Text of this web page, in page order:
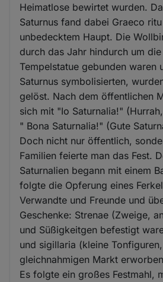
Heimatlose bewirtet wurden.
Saturnus fand dabei Graeco
unbedecktem Haupt. Die
durch das Jahr hindurch um
Tempelstatue gebunden waren
Saturnus symbolisierten,
gelöst. Nach dem öffentlichen
sich mit "Io Saturnalia!"
" Bona Saturnalia!" (Gute
Doch nicht nur öffentlich,
Familien feierte man das Fest.
Saturnalien begann mit einem
folgte die Opferung eines
Verwandte und Freunde und
Geschenke: Strenae (Zweige,
und Süßigkeitgen befestigt
und sigillaria (kleine
gleichnahmigen Markt
Es folgte ein großes Festmahl,